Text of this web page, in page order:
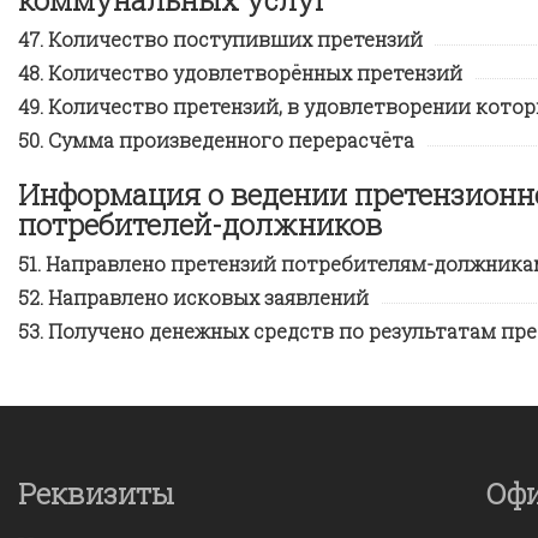
Количество поступивших претензий
Количество удовлетворённых претензий
Количество претензий, в удовлетворении
Сумма произведенного перерасчёта
Информация о ведении
потребителей-должников
Направлено претензий потребителям-
Направлено исковых заявлений
Получено денежных средств по результатам
Реквизиты